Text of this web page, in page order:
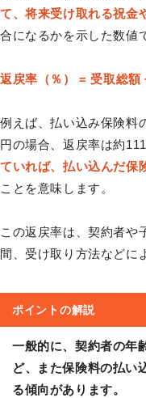
て、将来受け取れる祝金
合になるかを示した数値
返戻率（％） = 受取総
例えば、払い込み保険料
円の場合、返戻率は約
ていれば、払い込んだ保
ことを意味します。
この返戻率は、契約者や
間、受け取り方法などに
ポイントの解説
一般的に、契約者の年
ど、また保険料の払い
る傾向があります。